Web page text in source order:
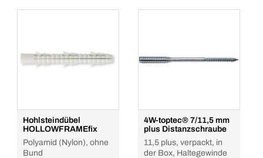
Hohlsteindübel
HOLLOWFRAMEfix
Polyamid (Nylon), ohne
Bund
4W-toptec® 7/11,5 mm
plus Distanzschraube
11,5 plus, verpackt, in
der Box, Haltegewinde